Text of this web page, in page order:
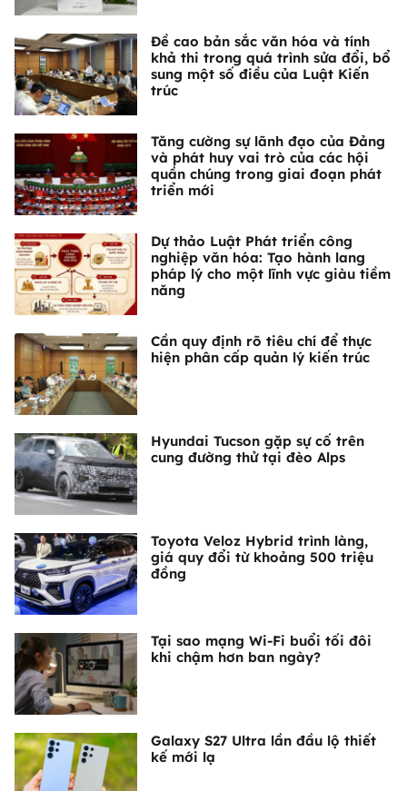
Đề cao bản sắc văn hóa và tính
khả thi trong quá trình sửa đổi, bổ
sung một số điều của Luật Kiến
trúc
Tăng cường sự lãnh đạo của Đảng
và phát huy vai trò của các hội
quần chúng trong giai đoạn phát
triển mới
Dự thảo Luật Phát triển công
nghiệp văn hóa: Tạo hành lang
pháp lý cho một lĩnh vực giàu tiềm
năng
Cần quy định rõ tiêu chí để thực
hiện phân cấp quản lý kiến trúc
Hyundai Tucson gặp sự cố trên
cung đường thử tại đèo Alps
Toyota Veloz Hybrid trình làng,
giá quy đổi từ khoảng 500 triệu
đồng
Tại sao mạng Wi-Fi buổi tối đôi
khi chậm hơn ban ngày?
Galaxy S27 Ultra lần đầu lộ thiết
kế mới lạ